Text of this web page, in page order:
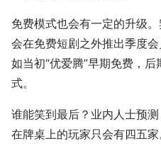
免费模式也会有一定的升级
会在免费短剧之外推出季度
如当初“优爱腾”早期免费，
式。
谁能笑到最后？业内人士预
在牌桌上的玩家只会有四五家